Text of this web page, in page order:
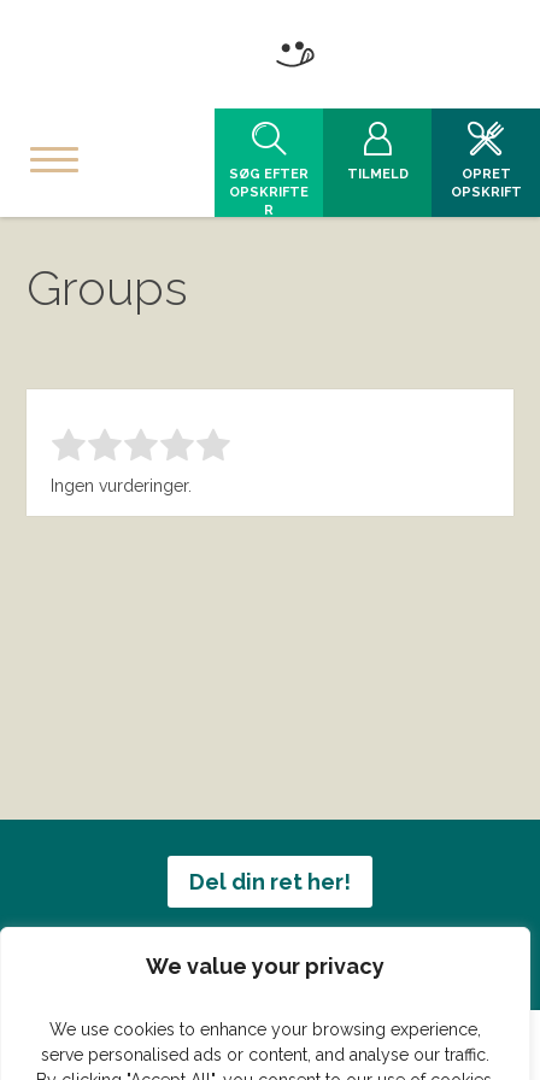
We value your privacy
We use cookies to enhance your browsing experience,
serve personalised ads or content, and analyse our traffic.
SØG EFTER
OPSKRIFTE
R
TILMELD
OPRET
OPSKRIFT
Groups
Bedøm denne vare: 1.00
Ingen vurderinger.
Del din ret her!
Har du en konge ret du vil dele?